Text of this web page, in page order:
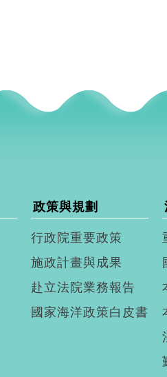
政策與規劃
行政院重要政策
施政計畫與成果
赴立法院業務報告
國家海洋政策白皮書